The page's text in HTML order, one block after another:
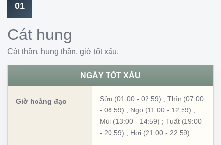
01
Cát hung
Cát thần, hung thần, giờ tốt xấu.
NGÀY TỐT XẤU
Giờ hoàng đạo Sửu (01:00 - 02:59) ; Thìn (07:00
- 08:59) ; Ngọ (11:00 - 12:59) ;
Mùi (13:00 - 14:59) ; Tuất (19:00
- 20:59) ; Hợi (21:00 - 22:59)